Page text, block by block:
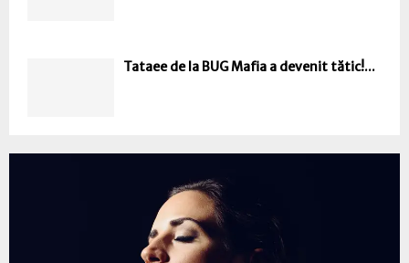
Tataee de la BUG Mafia a devenit tătic!...